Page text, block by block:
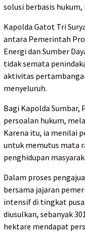
solusi berbasis
Kapolda Gatot Tri
antara Pemerintah
Energi dan Sumber
tidak semata
aktivitas
menyeluruh.
Bagi Kapolda Sumbar,
persoalan hukum,
Karena itu, ia menilai
untuk memutus mata
penghidupan
Dalam proses
bersama jajaran
intensif di tingkat
diusulkan, sebanyak
hektare mendapat